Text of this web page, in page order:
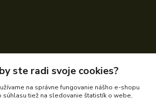
ste radi svoje cookies?
na správne fungovanie nášho e-shopu
súhlasu tiež na sledovanie štatistík o webe,